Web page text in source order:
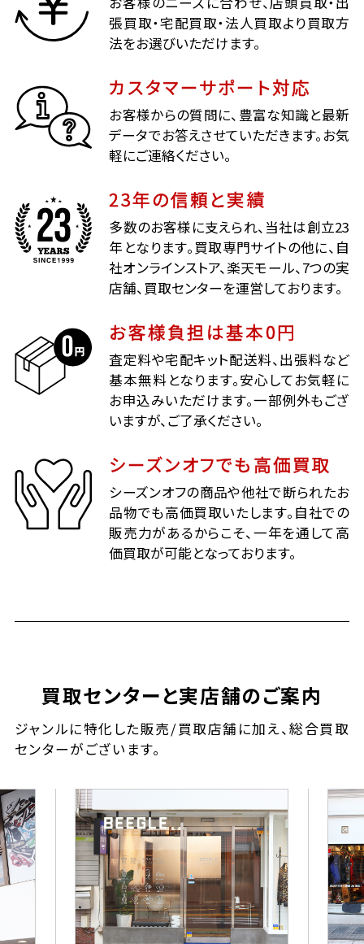
張買取・宅配買取・法人買取より買取方
法をお選びいただけます。
カスタマーサポート対応
お客様からの質問に、豊富な知識と最新
データでお答えさせていただきます。お気
軽にご連絡ください。
23年の信頼と実績
多数のお客様に支えられ、当社は創立23
年となります。買取専門サイトの他に、自
社オンラインストア、楽天モール、7つの実
店舗、買取センターを運営しております。
お客様負担は基本0円
査定料や宅配キット配送料、出張料など
基本無料となります。安心してお気軽に
お申込みいただけます。一部例外もござ
いますが、ご了承ください。
シーズンオフでも高価買取
シーズンオフの商品や他社で断られたお
品物でも高価買取いたします。自社での
販売力があるからこそ、一年を通して高
価買取が可能となっております。
買取センターと実店舗のご案内
ジャンルに特化した販売/買取店舗に加え、総合買取
センターがございます。